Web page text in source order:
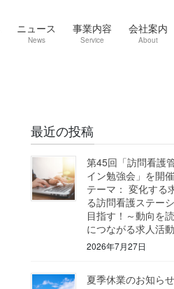
ニュース
News
事業内容
Service
会社案内
About
最近の投稿
第45回「訪問看護
イン勉強会」を開
テーマ： 変化する
る訪問看護ステー
目指す！～動向を
につながる求人活
2026年7月27日
夏季休業のお知らせ